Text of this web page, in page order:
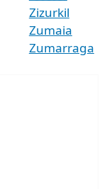
Zizurkil
Zumaia
Zumarraga